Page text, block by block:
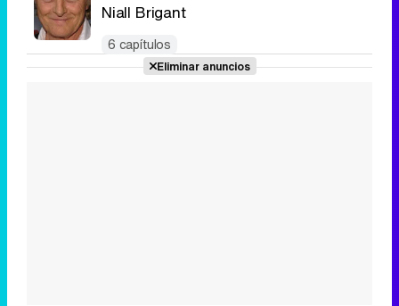
Niall Brigant
6 capítulos
Eliminar anuncios